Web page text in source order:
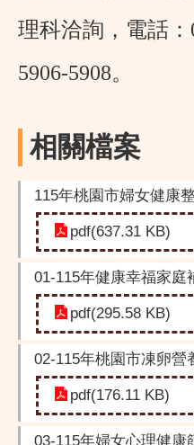
理科洽詢，電話：
5906-5908。
相關檔案
115年桃園市婦女健康
pdf(637.31 KB)
01-115年健康幸福家庭
pdf(295.58 KB)
02-115年桃園市凍卵營
pdf(176.11 KB)
03-115年婦女心理健康